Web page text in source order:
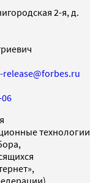
2-я, д.
release@forbes.ru
технологии